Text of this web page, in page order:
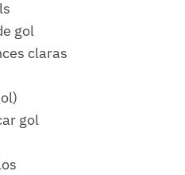
gol
claras
gol